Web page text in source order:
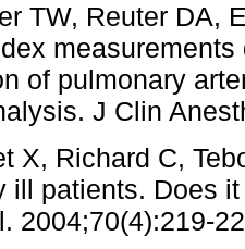
TW, Reuter DA,
of pulmonary
J Clin
X, Richard C,
ill patients. Does
2004;70(4):219-